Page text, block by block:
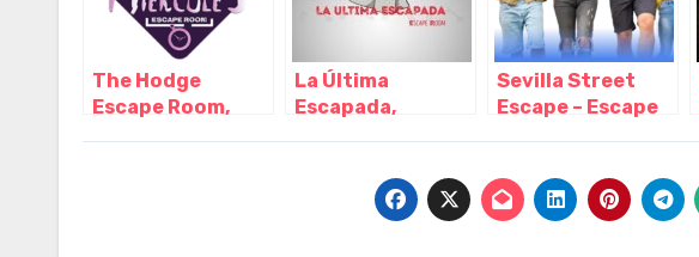
The Hodge
Escape Room,
La Última
Escapada,
Sevilla Street
Escape – Escape
Sevilla –
Andalucía